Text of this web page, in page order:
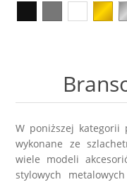
Pierścionki
Akcesoria
Naszyjniki męskie
Sygnety męskie i
Kolczyki męskie
Kolekcja ZODIAK
Kamienie naturalne
Biżuteria ze skóry
Biżuteria ślubna
Wieczorowa
KAMIENIE NATURALNE
AMAZONIT
AWENTURYN
JASPIS
W poniższej kategorii
wykonane ze
wiele modeli
stylowych